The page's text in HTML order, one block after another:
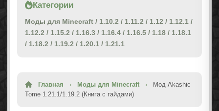
Категории
Моды для Minecraft / 1.10.2 / 1.11.2 / 1.12 / 1.12.1 /
1.12.2 / 1.15.2 / 1.16.3 / 1.16.4 / 1.16.5 / 1.18 / 1.18.1
/ 1.18.2 / 1.19.2 / 1.20.1 / 1.21.1
Главная › Моды для Minecraft ›
Мод Akashic
Tome 1.21.1/1.19.2 (Книга с гайдами)